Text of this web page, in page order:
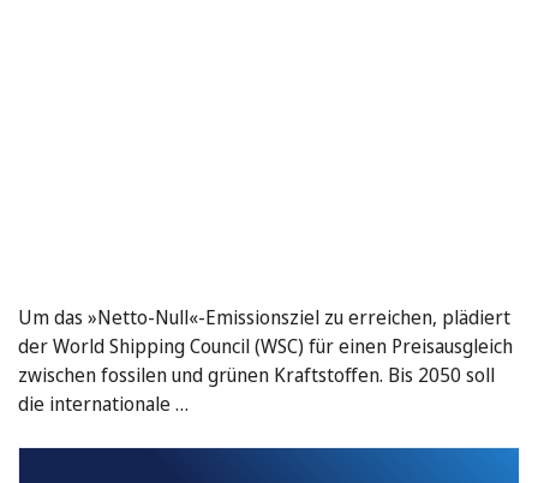
Um das »Netto-Null«-Emissionsziel zu erreichen, plädiert
der World Shipping Council (WSC) für einen Preisausgleich
zwischen fossilen und grünen Kraftstoffen. Bis 2050 soll
die internationale …